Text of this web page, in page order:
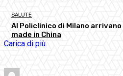
SALUTE
Al Policlinico di Milano
made in China
Carica di più